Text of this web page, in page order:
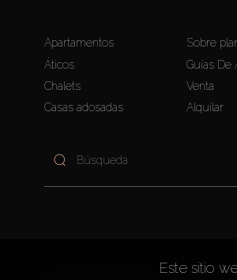
Apartamentos
Áticos
Chalets
Casas adosadas
Sobre
Guías De
Venta
Alquilar
Este sitio